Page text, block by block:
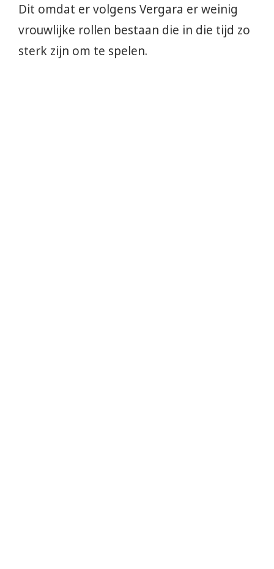
Dit omdat er volgens Vergara er weinig
vrouwlijke rollen bestaan die in die tijd zo
sterk zijn om te spelen.